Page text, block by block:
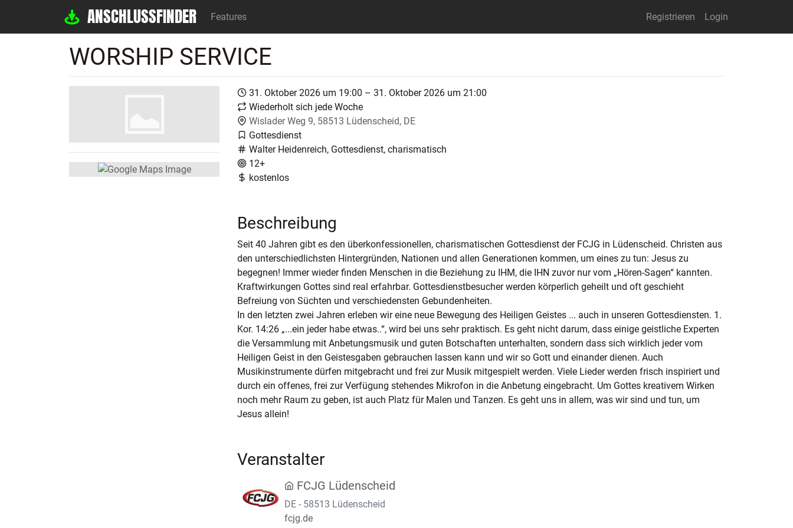
ANSCHLUSSFINDER Features Registrieren Login
WORSHIP SERVICE
31. Oktober 2026 um 19:00 – 31. Oktober 2026 um 21:00
Wiederholt sich jede Woche
Wislader Weg 9, 58513 Lüdenscheid, DE
Gottesdienst
Walter Heidenreich, Gottesdienst, charismatisch
12+
kostenlos
Beschreibung
Seit 40 Jahren gibt es den überkonfessionellen, charismatischen Gottesdienst der FCJG in Lüdenscheid. Christen aus
den unterschiedlichsten Hintergründen, Nationen und allen Generationen kommen, um eines zu tun: Jesus zu
begegnen! Immer wieder finden Menschen in die Beziehung zu IHM, die IHN zuvor nur vom „Hören-Sagen“ kannten.
Kraftwirkungen Gottes sind real erfahrbar. Gottesdienstbesucher werden körperlich geheilt und oft geschieht
Befreiung von Süchten und verschiedensten Gebundenheiten.
In den letzten zwei Jahren erleben wir eine neue Bewegung des Heiligen Geistes ... auch in unseren Gottesdiensten. 1.
Kor. 14:26 „...ein jeder habe etwas..“, wird bei uns sehr praktisch. Es geht nicht darum, dass einige geistliche Experten
die Versammlung mit Anbetungsmusik und guten Botschaften unterhalten, sondern dass sich wirklich jeder vom
Heiligen Geist in den Geistesgaben gebrauchen lassen kann und wir so Gott und einander dienen. Auch
Musikinstrumente dürfen mitgebracht und frei zur Musik mitgespielt werden. Viele Lieder werden frisch inspiriert und
durch ein offenes, frei zur Verfügung stehendes Mikrofon in die Anbetung eingebracht. Um Gottes kreativem Wirken
noch mehr Raum zu geben, ist auch Platz für Malen und Tanzen. Es geht uns in allem, was wir sind und tun, um
Jesus allein!
Veranstalter
FCJG Lüdenscheid
DE - 58513 Lüdenscheid
fcjg.de